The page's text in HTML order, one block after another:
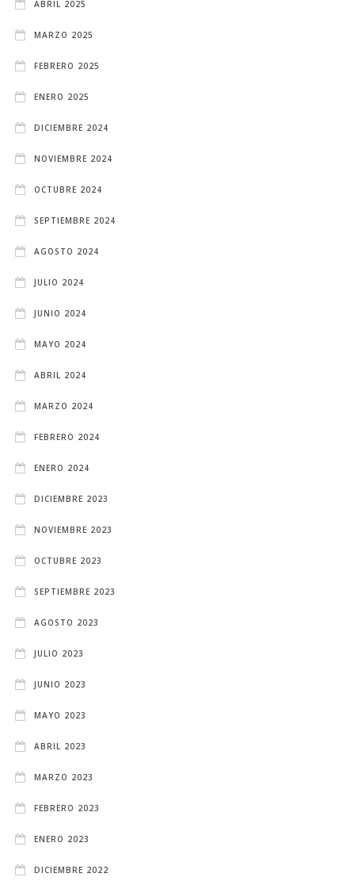
ABRIL 2025
MARZO 2025
FEBRERO 2025
ENERO 2025
DICIEMBRE 2024
NOVIEMBRE 2024
OCTUBRE 2024
SEPTIEMBRE 2024
AGOSTO 2024
JULIO 2024
JUNIO 2024
MAYO 2024
ABRIL 2024
MARZO 2024
FEBRERO 2024
ENERO 2024
DICIEMBRE 2023
NOVIEMBRE 2023
OCTUBRE 2023
SEPTIEMBRE 2023
AGOSTO 2023
JULIO 2023
JUNIO 2023
MAYO 2023
ABRIL 2023
MARZO 2023
FEBRERO 2023
ENERO 2023
DICIEMBRE 2022